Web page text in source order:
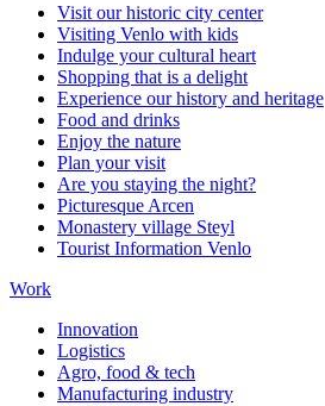
Visit our historic city center
Visiting Venlo with kids
Indulge your cultural heart
Shopping that is a delight
Experience our history and heritage
Food and drinks
Enjoy the nature
Plan your visit
Are you staying the night?
Picturesque Arcen
Monastery village Steyl
Tourist Information Venlo
Work
Innovation
Logistics
Agro, food & tech
Manufacturing industry